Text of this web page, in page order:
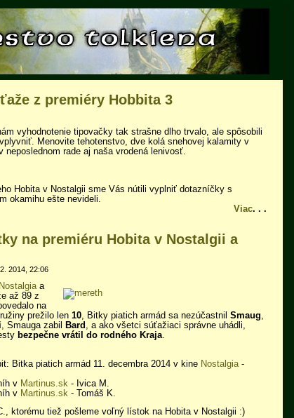
z premiéry Hobbita 3
vyhodnotenie tipovačky tak strašne dlho trvalo, ale spôsobili
Menovite tehotenstvo, dve kolá snehovej kalamity v
rade aj naša vrodená lenivosť.
Hobita v Nostalgii sme Vás nútili vyplniť dotazníčky s
okamihu ešte nevideli.
. . .
Viac
na premiéru Hobita v Nostalgii a
2014, 22:06
Nostalgiaa
až 89 z
na
prežilo len 10, Bitky piatich armád sa nezúčastnil Smaug,
, Smauga zabil Bard , a ako všetci súťažiaci správne uhádli,
bezpečne vrátil do rodného Kraja.
Bitka piatich armád 11. decembra 2014 v kine Nostalgia -
v Martinus.sk - Ivica M.
v Martinus.sk - Tomáš K.
ktorému tiež pošleme voľný lístok na Hobita v Nostalgii :)